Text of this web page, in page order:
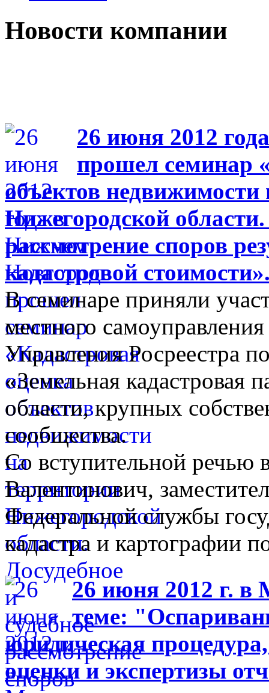
Новости компании
26 июня 2012
прошел семинар
объектов недвижимости
Нижегородской области.
рассмотрение споров
кадастровой
В семинаре приняли
местного
Управления Росреестра
«Земельная кадастровая
области, крупных
сообщества.
Со вступительной речью
Валентинович,
Федеральной службы
кадастра и картографии
26 июня 2012 г. в
теме:
юридическая
оценки и экспертизы